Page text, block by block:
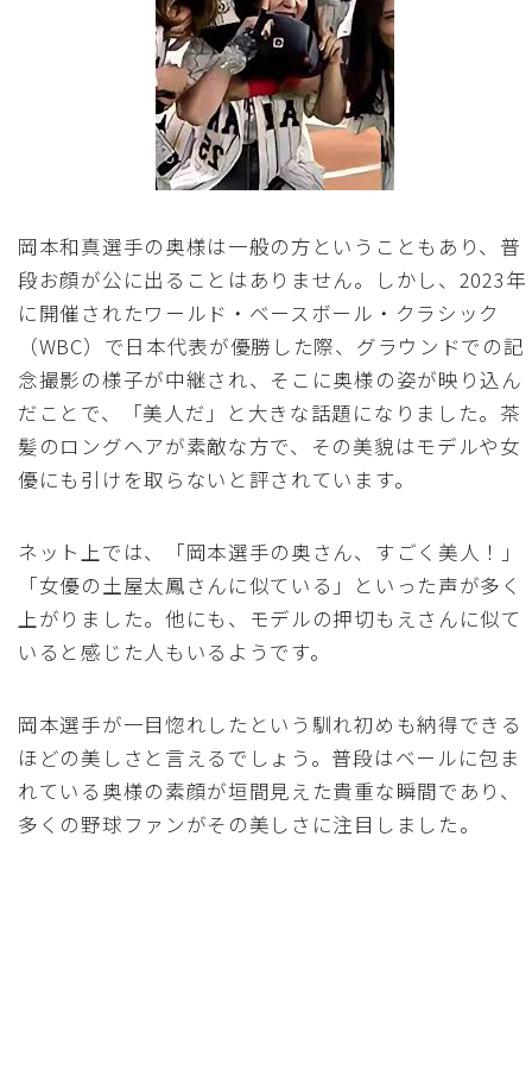
岡本和真選手の奥様は一般の方ということもあり、普
段お顔が公に出ることはありません。しかし、2023年
に開催されたワールド・ベースボール・クラシック
（WBC）で日本代表が優勝した際、グラウンドでの記
念撮影の様子が中継され、そこに奥様の姿が映り込ん
だことで、「美人だ」と大きな話題になりました。茶
髪のロングヘアが素敵な方で、その美貌はモデルや女
優にも引けを取らないと評されています。
ネット上では、「岡本選手の奥さん、すごく美人！」
「女優の土屋太鳳さんに似ている」といった声が多く
上がりました。他にも、モデルの押切もえさんに似て
いると感じた人もいるようです。
岡本選手が一目惚れしたという馴れ初めも納得できる
ほどの美しさと言えるでしょう。普段はベールに包ま
れている奥様の素顔が垣間見えた貴重な瞬間であり、
多くの野球ファンがその美しさに注目しました。